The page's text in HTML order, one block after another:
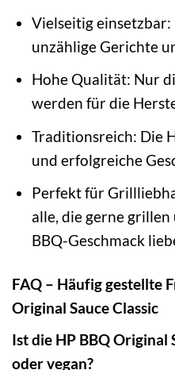
Vielseitig einsetzbar:
unzählige Gerichte
Hohe Qualität: Nur
werden für die
Traditionsreich: Die
und erfolgreiche
Perfekt für
alle, die gerne
BBQ-Geschmack
FAQ – Häufig gestellte
Original Sauce Classic
Ist die HP BBQ Original
oder vegan?